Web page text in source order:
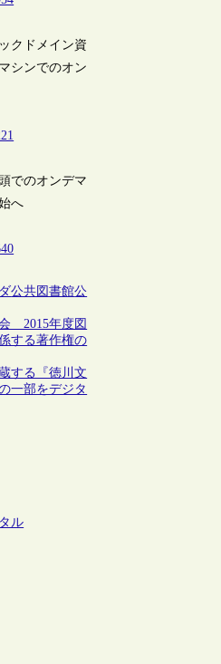
クドメイン資
シンでのオン
でのオンデマ
へ
公共図書館公
2015年度図
する著作権の
する『徳川文
一部をデジタ
ル